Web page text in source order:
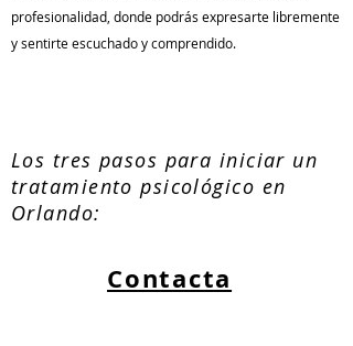
profesionalidad, donde podrás expresarte libremente
y sentirte escuchado y comprendido.
Los tres pasos para iniciar un
tratamiento psicológico en
Orlando:
Contacta